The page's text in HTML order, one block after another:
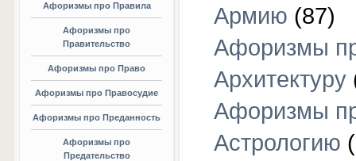
Афоризмы про Правила
Афоризмы про
Правительство
Афоризмы про Право
Афоризмы про Правосудие
Афоризмы про Преданность
Афоризмы про
Предательство
Армию (87)
Афоризмы
Архитектуру
Афоризмы
Астрологию